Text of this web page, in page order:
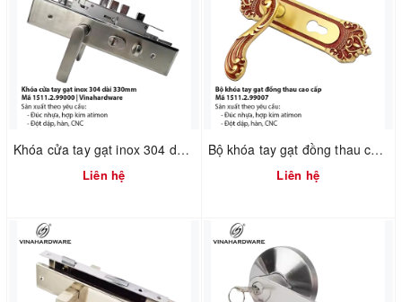
Khóa cửa tay gạt inox 304 dài 330mm – Mã 1511.2.99000 | Vinahardware
Liên hệ
Bộ khóa tay gạt đồng thau cao cấp 306mm – Mã 1511.2.99007
Liên hệ